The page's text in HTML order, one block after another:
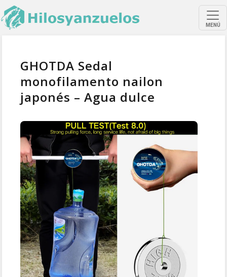
MENÚ
GHOTDA Sedal
monofilamento nailon
japonés – Agua dulce